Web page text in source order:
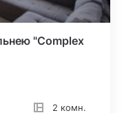
"Complex
2 комн.